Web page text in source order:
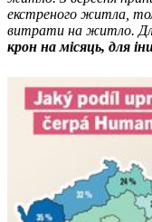
екстреного житла,
витрати на житло. Для
крон на місяць, для